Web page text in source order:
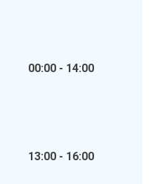
00:00 - 14:00
13:00 - 16:00